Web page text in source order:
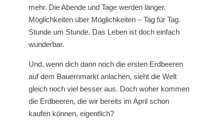
mehr. Die Abende und Tage werden länger.
Möglichkeiten über Möglichkeiten – Tag für Tag.
Stunde um Stunde. Das Leben ist doch einfach
wunderbar.
Und, wenn dich dann noch die ersten Erdbeeren
auf dem Bauernmarkt anlachen, sieht die Welt
gleich noch viel besser aus. Doch woher kommen
die Erdbeeren, die wir bereits im April schon
kaufen können, eigentlich?